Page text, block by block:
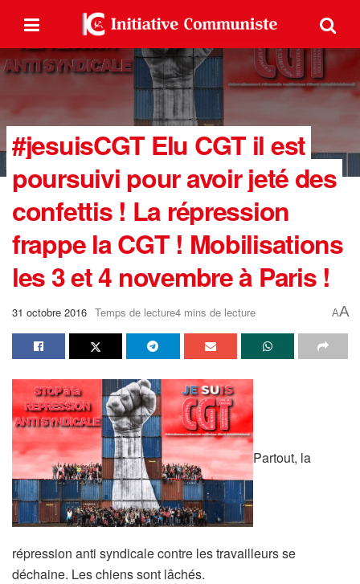
#jesuisCGT Elu CGT il est
poursuivi pour avoir jeté des
confettis ! La répression
frappe la CGT ! Mobilisations
les 3 et 4 novembre à Paris !
31 octobre 2016 Temps de lecture4 mins de lecture AA
Partout, la
répression anti syndicale contre les travailleurs se
déchaine. Les chiens sont lâchés.